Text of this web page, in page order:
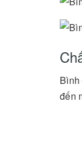
đến